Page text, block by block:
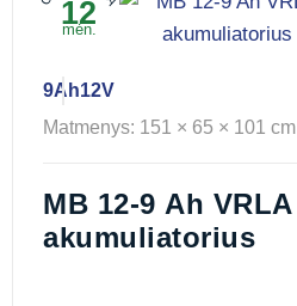
12
mėn.
9Ah12V
Matmenys: 151 × 65 × 101 cm
MB 12-9 Ah VRLA
akumuliatorius